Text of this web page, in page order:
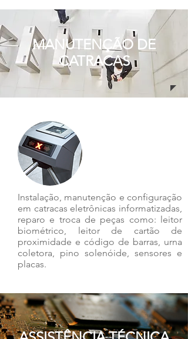
MANUTENÇÃO DE
CATRACAS
Instalação, manutenção e configuração
em catracas eletrônicas informatizadas,
reparo e troca de peças como: leitor
biométrico, leitor de cartão de
proximidade e código de barras, urna
coletora, pino solenóide, sensores e
placas.